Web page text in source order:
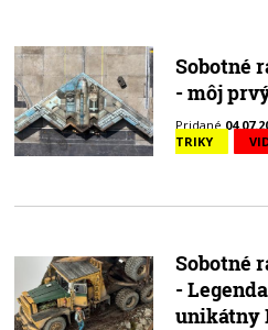
Sobotné
- môj
Pridané
TRIKY
Sobotné
-
unikátny